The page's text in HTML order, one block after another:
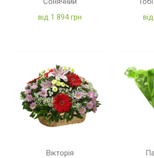
від 1 894 грн
Вікторія